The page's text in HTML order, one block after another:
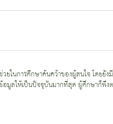
นการศึกษาค้นคว้าของผู้สนใจ โดยยั
มูลให้เป็นปัจจุบันมากที่สุด ผู้ศึกษาก็